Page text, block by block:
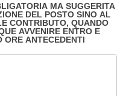
MA SUGGERITA
DEL POSTO SINO AL
CONTRIBUTO, QUANDO
AVVENIRE ENTRO E
ORE ANTECEDENTI